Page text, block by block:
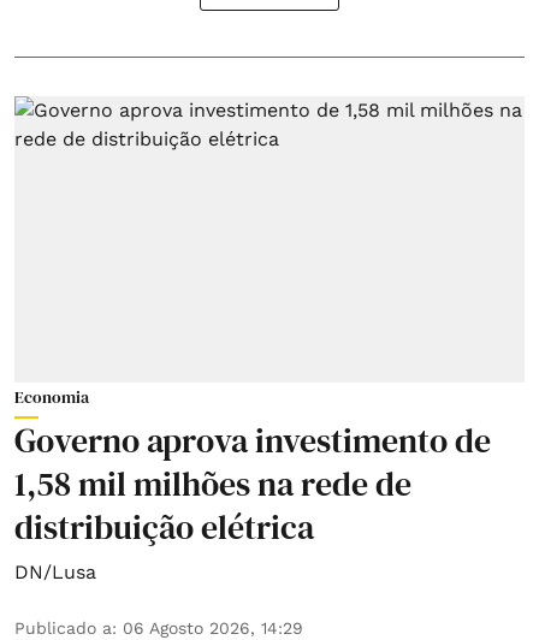
Economia
Governo aprova investimento de
1,58 mil milhões na rede de
distribuição elétrica
DN/Lusa
Publicado a: 06 Agosto 2026, 14:29